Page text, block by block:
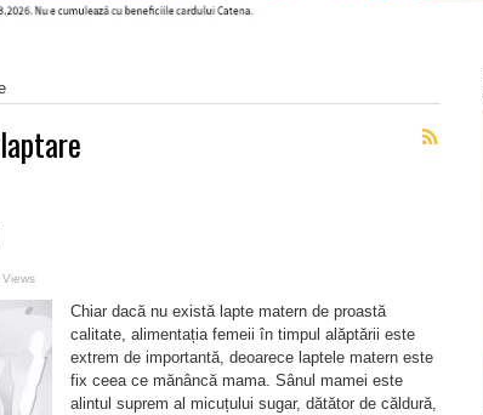
Chiar dacă nu există lapte matern de proastă
calitate, alimentația femeii în timpul alăptării este
extrem de importantă, deoarece laptele matern este
fix ceea ce mănâncă mama. Sânul mamei este
alintul suprem al micuțului sugar, dătător de căldură,